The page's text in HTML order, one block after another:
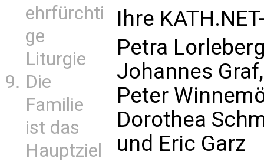
ehrfürchti
ge
Liturgie
Die
Familie
ist das
Hauptziel
Ihre
Petra
Johannes
Peter
Dorothea
und Eric Garz